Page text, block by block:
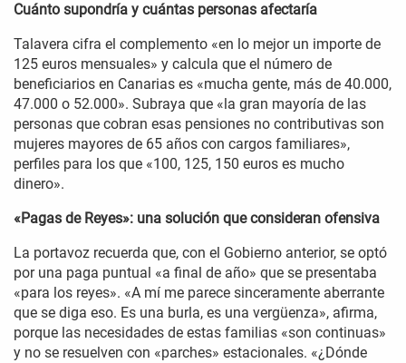
Cuánto supondría y cuántas personas afectaría
Talavera cifra el complemento «en lo mejor un importe de
125 euros mensuales» y calcula que el número de
beneficiarios en Canarias es «mucha gente, más de 40.000,
47.000 o 52.000». Subraya que «la gran mayoría de las
personas que cobran esas pensiones no contributivas son
mujeres mayores de 65 años con cargos familiares»,
perfiles para los que «100, 125, 150 euros es mucho
dinero».
«Pagas de Reyes»: una solución que consideran ofensiva
La portavoz recuerda que, con el Gobierno anterior, se optó
por una paga puntual «a final de año» que se presentaba
«para los reyes». «A mí me parece sinceramente aberrante
que se diga eso. Es una burla, es una vergüenza», afirma,
porque las necesidades de estas familias «son continuas»
y no se resuelven con «parches» estacionales. «¿Dónde